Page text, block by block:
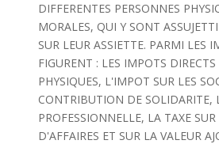
DIFFERENTES PERSONNES
MORALES, QUI Y SONT
SUR LEUR ASSIETTE. PARMI LES
FIGURENT : LES IMPOTS
PHYSIQUES, L'IMPOT SUR LES
CONTRIBUTION DE SOLIDARITE,
PROFESSIONNELLE, LA TAXE SUR
D'AFFAIRES ET SUR LA VALEUR